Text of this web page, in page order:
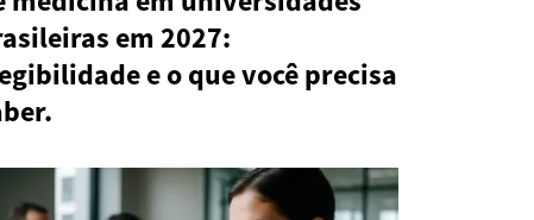
em 2027:
e o que você precisa